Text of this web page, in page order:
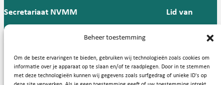
Beheer toestemming
Om de beste ervaringen te bieden, gebruiken wij technologieën zoals cookies om
informatie over je apparaat op te slaan en/of te raadplegen. Door in te stemmen
met deze technologieën kunnen wij gegevens zoals surfgedrag of unieke ID's op
Secretariaat NVMM
Groningen
T: 088 -
57
Lid van